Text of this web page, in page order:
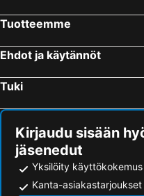
Tuotteemme
Ehdot ja käytännöt
Tuki
Kirjaudu sisään
jäsenedut
Yksilöity käyttökokemus
Kanta-